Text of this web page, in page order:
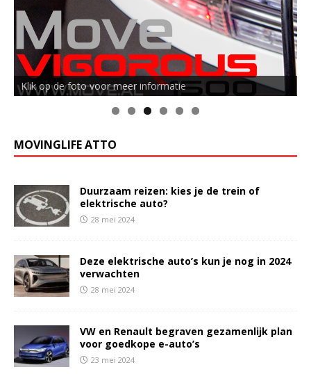
Klik op de foto voor meer informatie
MOVINGLIFE ATTO
Duurzaam reizen: kies je de trein of
elektrische auto?
28 mei 2024
Deze elektrische auto’s kun je nog in 2024
verwachten
28 mei 2024
VW en Renault begraven gezamenlijk plan
voor goedkope e-auto’s
23 mei 2024